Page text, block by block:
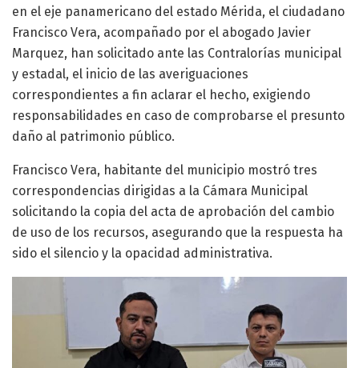
en el eje panamericano del estado Mérida, el ciudadano
Francisco Vera, acompañado por el abogado Javier
Marquez, han solicitado ante las Contralorías municipal
y estadal, el inicio de las averiguaciones
correspondientes a fin aclarar el hecho, exigiendo
responsabilidades en caso de comprobarse el presunto
daño al patrimonio público.
Francisco Vera, habitante del municipio mostró tres
correspondencias dirigidas a la Cámara Municipal
solicitando la copia del acta de aprobación del cambio
de uso de los recursos, asegurando que la respuesta ha
sido el silencio y la opacidad administrativa.